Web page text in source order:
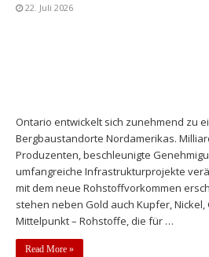
22. Juli 2026
Ontario entwickelt sich zunehmend zu
Bergbaustandorte Nordamerikas.
Produzenten, beschleunigte
umfangreiche Infrastrukturprojekte
mit dem neue Rohstoffvorkommen
stehen neben Gold auch Kupfer,
Mittelpunkt – Rohstoffe, die für …
Read More »